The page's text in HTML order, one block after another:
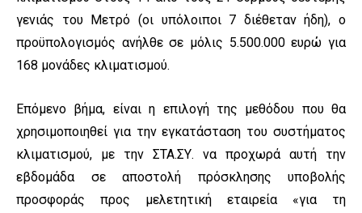
γενιάς του Μετρό (οι υπόλοιποι 7 διέθεταν ήδη), ο
προϋπολογισμός ανήλθε σε μόλις 5.500.000 ευρώ για
168 μονάδες κλιματισμού.
Επόμενο βήμα, είναι η επιλογή της μεθόδου που θα
χρησιμοποιηθεί για την εγκατάσταση του συστήματος
κλιματισμού, με την ΣΤΑ.ΣΥ. να προχωρά αυτή την
εβδομάδα σε αποστολή πρόσκλησης υποβολής
προσφοράς προς μελετητική εταιρεία «για τη